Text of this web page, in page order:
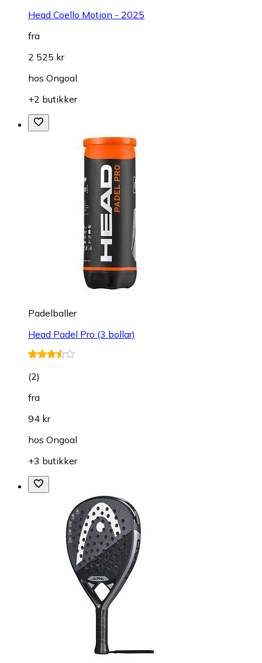
Head Coello Motion - 2025
fra
2 525 kr
hos Ongoal
+2 butikker
Padelballer
Head Padel Pro (3 bollar)
(2)
fra
94 kr
hos Ongoal
+3 butikker